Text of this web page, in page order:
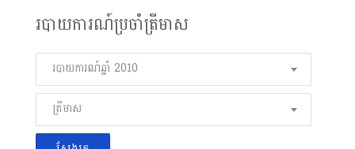
របាយការណ៍ប្រចាំត្រីមាស
របាយការណ៍ឆ្នាំ 2010
ត្រីមាស